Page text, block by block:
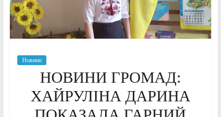
Новини
НОВИНИ ГРОМАД:
ХАЙРУЛІНА ДАРИНА